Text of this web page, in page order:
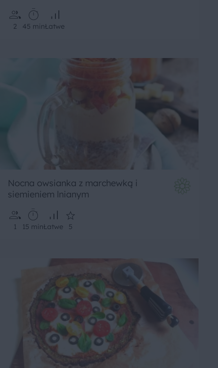
2 45 minŁatwe
Nocna owsianka z marchewką i
siemieniem lnianym
1 15 minŁatwe 5